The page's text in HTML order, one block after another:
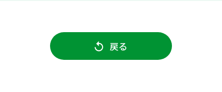
戻る